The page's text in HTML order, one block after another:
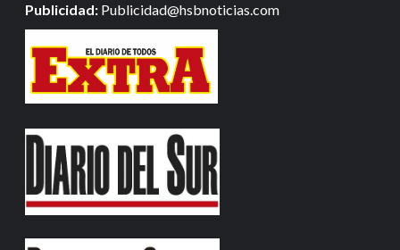
Publicidad: Publicidad@hsbnoticias.com